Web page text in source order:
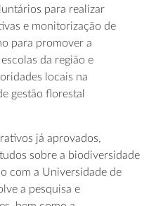
para realizar
e monitorização de
para promover a
da região e
locais na
gestão florestal
já aprovados,
sobre a biodiversidade
com a Universidade de
a pesquisa e